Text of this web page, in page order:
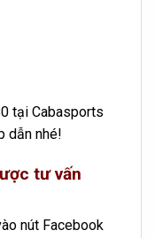
tại Cabasports
dẫn nhé!
tư vấn
nút Facebook